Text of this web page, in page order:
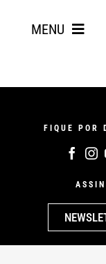
MENU
FIQUE POR